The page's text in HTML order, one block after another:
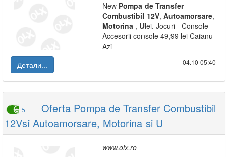
New Pompa de Transfer
Combustibil 12V, Autoamorsare,
Motorina , Ulei. Jocuri - Console
Accesorii console 49,99 lei Caianu
Azi
Детали...
04.10|05:40
5
Oferta Pompa de Transfer Combustibil
12Vsi Autoamorsare, Motorina si U
www.olx.ro